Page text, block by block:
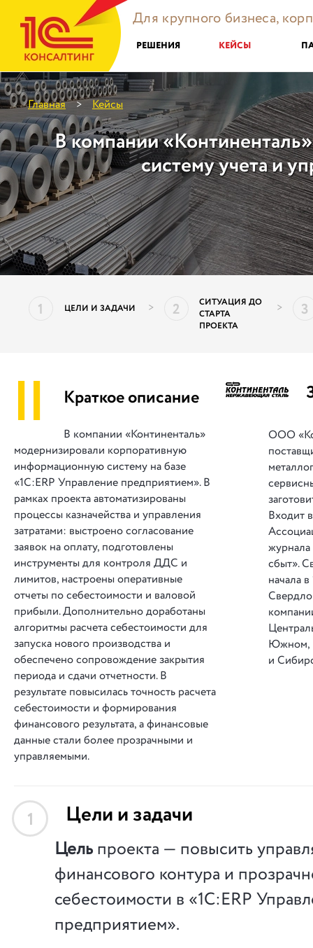
Для крупного бизнеса,
РЕШЕНИЯ КЕЙСЫ
Главная > Кейсы
В компании
систему учета и
1 ЦЕЛИ И ЗАДАЧИ > 2
СИТУАЦИЯ ДО
СТАРТА
ПРОЕКТА
> 3
|| Краткое описание
В компании «Континенталь»
модернизировали корпоративную
информационную систему на базе
«1С:ERP Управление предприятием». В
рамках проекта автоматизированы
процессы казначейства и управления
затратами: выстроено согласование
заявок на оплату, подготовлены
инструменты для контроля ДДС и
лимитов, настроены оперативные
отчеты по себестоимости и валовой
прибыли. Дополнительно доработаны
алгоритмы расчета себестоимости для
запуска нового производства и
обеспечено сопровождение закрытия
периода и сдачи отчетности. В
результате повысилась точность расчета
себестоимости и формирования
финансового результата, а финансовые
данные стали более прозрачными и
управляемыми.
ООО
Входит
сбыт».
начала
Южном,
и
1 Цели и задачи
Цельпроекта — повысить
финансового контура и
себестоимости в «1С:ERP
предприятием».